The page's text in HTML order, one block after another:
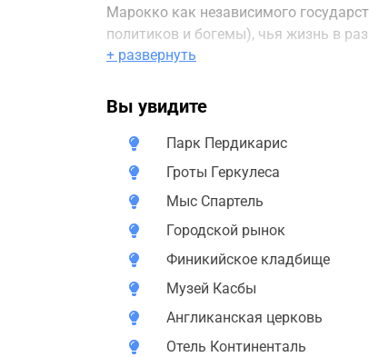
Марокко как независимого
политиков и богемы), чья жизнь в
многом определила судьбу этого
играет в рулетку в казино города и
прошлом и настоящем.
Мы увидим:
Мыс Спартель, где смыкаются
Гроты Геркулеса (где герой
Парк Пердикарис (огромный
историей и королевским дворцом
для простых смертных, к
+ развернуть
Вы увидите
Парк Пердикарис
Гроты Геркулеса
Мыс Спартель
Городской рынок
Финикийское кладбище
Музей Касбы
Англиканская церковь
Отель Континенталь